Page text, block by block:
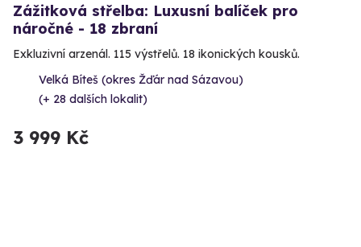
Zážitková střelba: Luxusní balíček pro
náročné - 18 zbraní
Exkluzivní arzenál. 115 výstřelů. 18 ikonických kousků.
Velká Bíteš (okres Žďár nad Sázavou)
(+ 28 dalších lokalit)
3 999 Kč